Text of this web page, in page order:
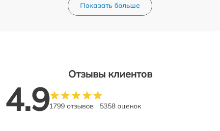
Показать больше
Отзывы клиентов
4.91799 отзывов 5358 оценок